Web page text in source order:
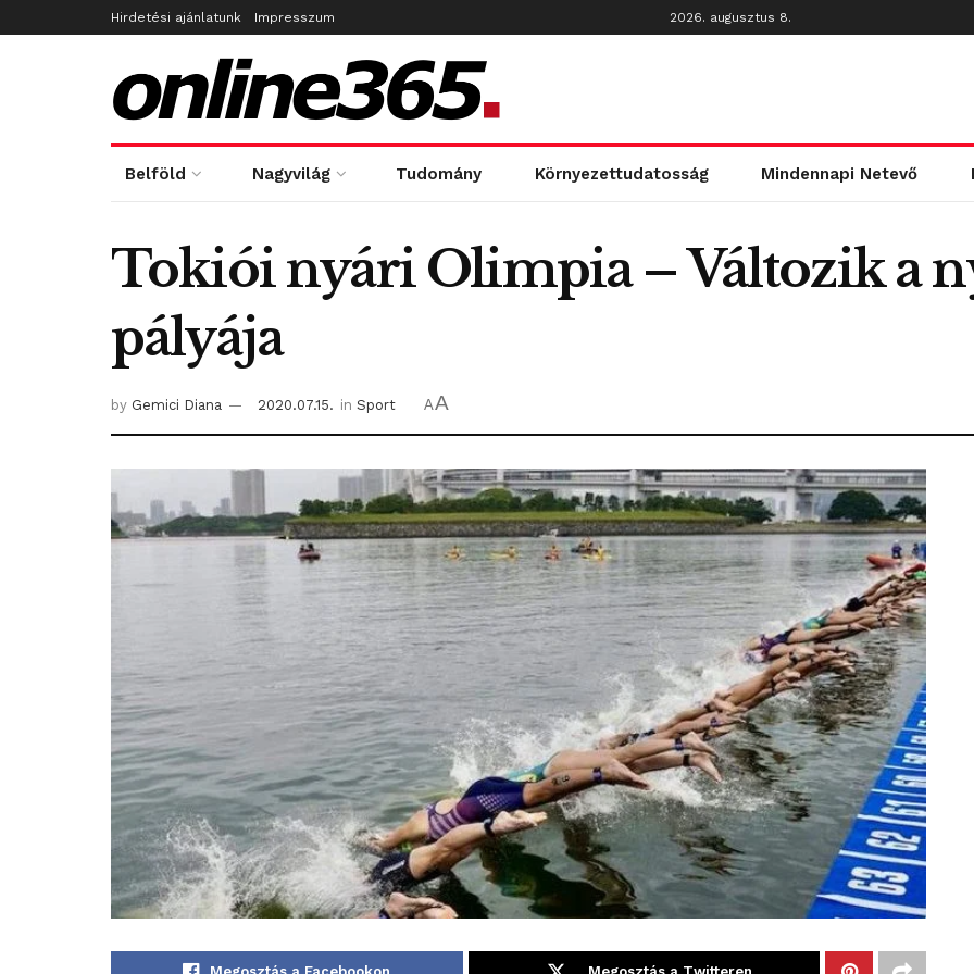
Hirdetési ajánlatunk Impresszum 2026. augusztus 8.
Belföld Nagyvilág Tudomány Környezettudatosság Mindennapi Netevő
Tokiói nyári Olimpia – Változik a
pályája
by Gemici Diana 2020.07.15. in Sport AA